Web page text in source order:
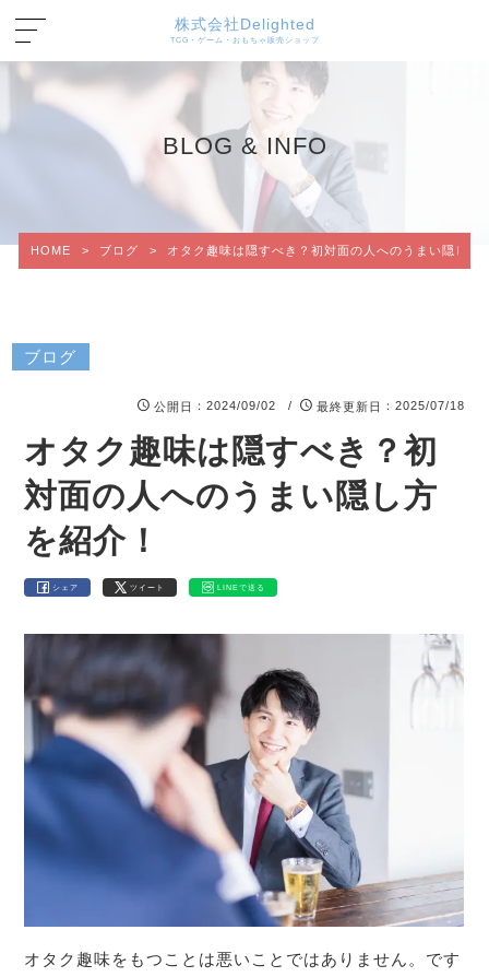
株式会社Delighted
TCG・ゲーム・おもちゃ販売ショップ
BLOG & INFO
HOME > ブログ > オタク趣味は隠すべき？初対面の人へのうまい隠し方
ブログ
公開日 ：2024/09/02 / 最終更新日 ：2025/07/18
オタク趣味は隠すべき？初
対面の人へのうまい隠し方
を紹介！
シェア ツイート LINEで送る
オタク趣味をもつことは悪いことではありません。です